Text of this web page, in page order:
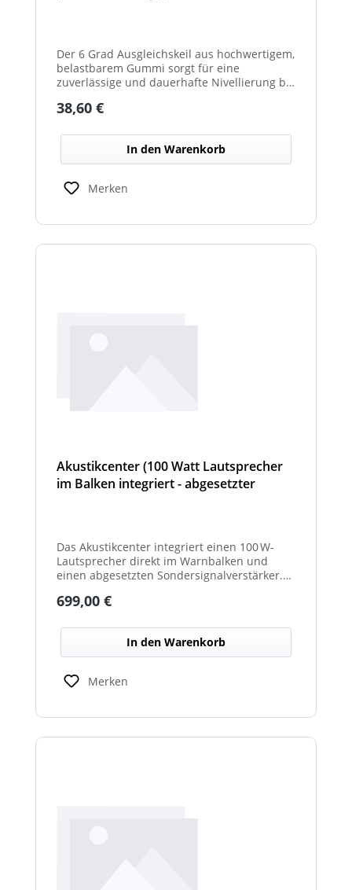
Der 6 Grad Ausgleichskeil aus hochwertigem,
belastbarem Gummi sorgt für eine
zuverlässige und dauerhafte Nivellierung bei
seinem festen Neigungswinkel von 6° gleicht
ideal für Maschinen, Möbel, Konstruktionen
oder technische Installationen. Das robuste
Gummimaterial wirkt rutschhemmend,
vibrationsdämpfend und schützt
empfindliche Oberflächen vor
widerstandsfähig gegen Druckbelastung,
Regulärer Preis:
38,60 €
In den Warenkorb
Merken
Akustikcenter (100 Watt Lautsprecher
im Balken integriert - abgesetzter
Das Akustikcenter integriert einen 100 W-
Lautsprecher direkt im Warnbalken und
einen abgesetzten Sondersignalverstärker.
DIN u. v. m. für effektive akustische
Regulärer Preis:
699,00 €
In den Warenkorb
Merken